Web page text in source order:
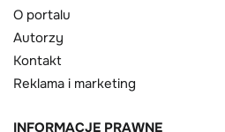
O portalu
Autorzy
Kontakt
Reklama i marketing
INFORMACJE PRAWNE